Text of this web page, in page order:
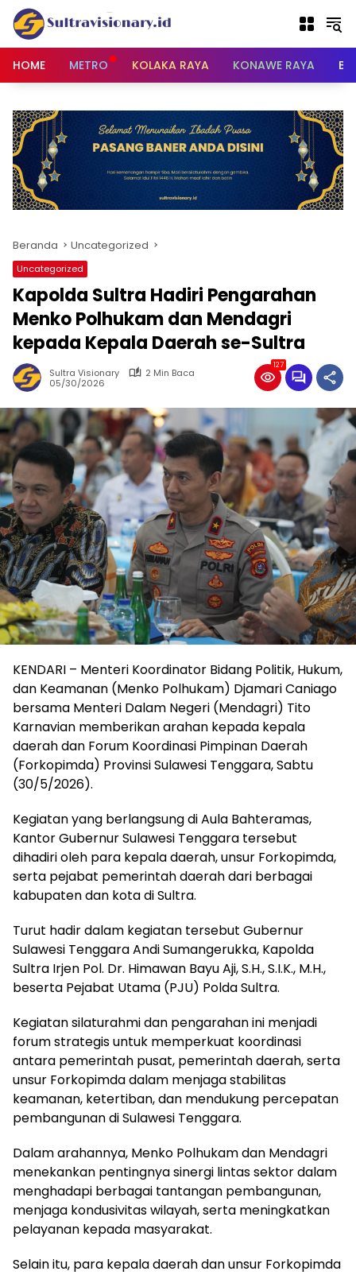
Langsung
konten
HOME
METRO KOLAKA RAYA KONAWE RAYA
Beranda Uncategorized
Uncategorized
Kapolda Sultra Hadiri Pengarahan
Menko Polhukam dan Mendagri
kepada Kepala Daerah se-Sultra
Sultra Visionary
2 Min Baca
05/30/2026
127
KENDARI – Menteri Koordinator Bidang Politik, Hukum,
dan Keamanan (Menko Polhukam) Djamari Caniago
bersama Menteri Dalam Negeri (Mendagri) Tito
Karnavian memberikan arahan kepada kepala
daerah dan Forum Koordinasi Pimpinan Daerah
(Forkopimda) Provinsi Sulawesi Tenggara, Sabtu
(30/5/2026).
Kegiatan yang berlangsung di Aula Bahteramas,
Kantor Gubernur Sulawesi Tenggara tersebut
dihadiri oleh para kepala daerah, unsur Forkopimda,
serta pejabat pemerintah daerah dari berbagai
kabupaten dan kota di Sultra.
Turut hadir dalam kegiatan tersebut Gubernur
Sulawesi Tenggara Andi Sumangerukka, Kapolda
Sultra Irjen Pol. Dr. Himawan Bayu Aji, S.H., S.I.K., M.H.,
beserta Pejabat Utama (PJU) Polda Sultra.
Kegiatan silaturahmi dan pengarahan ini menjadi
forum strategis untuk memperkuat koordinasi
antara pemerintah pusat, pemerintah daerah, serta
unsur Forkopimda dalam menjaga stabilitas
keamanan, ketertiban, dan mendukung percepatan
pembangunan di Sulawesi Tenggara.
Dalam arahannya, Menko Polhukam dan Mendagri
menekankan pentingnya sinergi lintas sektor dalam
menghadapi berbagai tantangan pembangunan,
menjaga kondusivitas wilayah, serta meningkatkan
pelayanan kepada masyarakat.
Selain itu, para kepala daerah dan unsur Forkopimda